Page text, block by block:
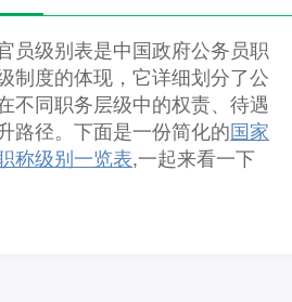
员级别表是中国政府公务员职
制度的体现，它详细划分了公
不同职务层级中的权责、待遇
路径。下面是一份简化的 国家
称级别一览表,一起来看一下